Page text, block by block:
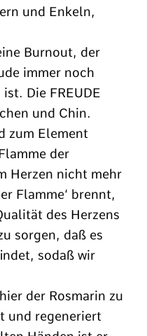
und Enkeln,
Burnout, der
immer noch
Die FREUDE
und Chin.
zum Element
der
Herzen nicht mehr
Flamme‘ brennt,
des Herzens
sorgen, daß es
sodaß wir
der Rosmarin zu
und regeneriert